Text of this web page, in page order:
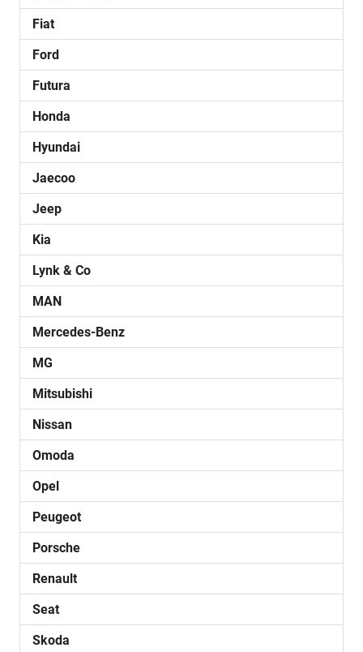
Fiat
Ford
Futura
Honda
Hyundai
Jaecoo
Jeep
Kia
Lynk & Co
MAN
Mercedes-Benz
MG
Mitsubishi
Nissan
Omoda
Opel
Peugeot
Porsche
Renault
Seat
Skoda